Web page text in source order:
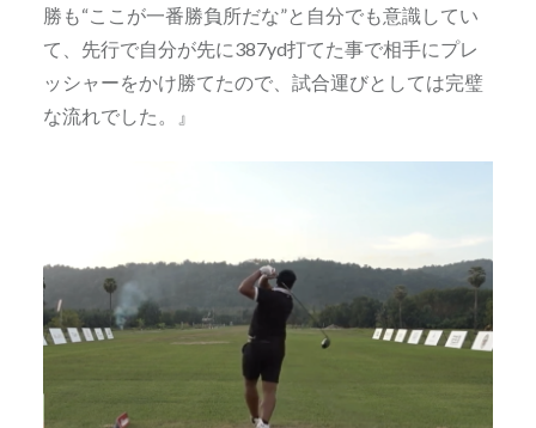
勝も“ここが一番勝負所だな”と自分でも意識してい
て、先行で自分が先に387yd打てた事で相手にプレ
ッシャーをかけ勝てたので、試合運びとしては完璧
な流れでした。』